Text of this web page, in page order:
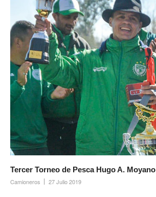
Tercer Torneo de Pesca Hugo A. Moyano
Camioneros 27 Julio 2019